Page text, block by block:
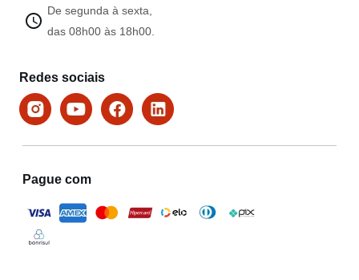
De segunda à sexta,
das 08h00 às 18h00.
Redes sociais
Pague com